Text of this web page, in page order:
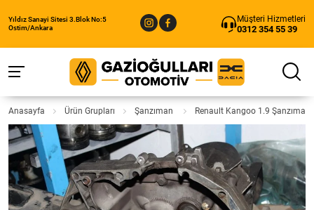
Yıldız Sanayi Sitesi 3.Blok No:5
Ostim/Ankara
Müşteri Hizmetleri
0312 354 55 39
Anasayfa Ürün Grupları Şanzıman Renault Kangoo 1.9 Şanzıman